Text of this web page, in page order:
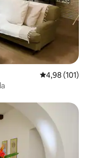
4,98 de
4,98 (101)